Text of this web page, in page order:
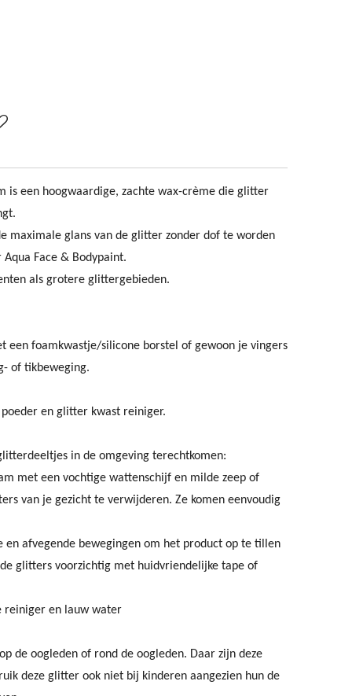
is een hoogwaardige, zachte wax-crème die glitter
maximale glans van de glitter zonder dof te worden
Face & Bodypaint.
als grotere glittergebieden.
een foamkwastje/silicone borstel of gewoon je vingers
of tikbeweging.
en glitter kwast reiniger.
in de omgeving terechtkomen:
met een vochtige wattenschijf en milde zeep of
van je gezicht te verwijderen. Ze komen eenvoudig
en afvegende bewegingen om het product op te tillen
glitters voorzichtig met huidvriendelijke tape of
reiniger en lauw water
de oogleden of rond de oogleden. Daar zijn deze
deze glitter ook niet bij kinderen aangezien hun de